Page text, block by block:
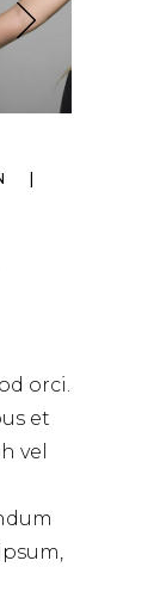
orci.
et
vel